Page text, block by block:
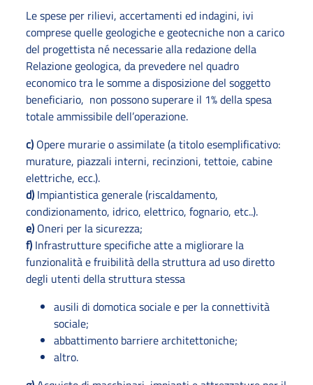
Le spese per rilievi, accertamenti ed indagini, ivi
comprese quelle geologiche e geotecniche non a carico
del progettista né necessarie alla redazione della
Relazione geologica, da prevedere nel quadro
economico tra le somme a disposizione del soggetto
beneficiario, non possono superare il 1% della spesa
totale ammissibile dell’operazione.
c) Opere murarie o assimilate (a titolo esemplificativo:
murature, piazzali interni, recinzioni, tettoie, cabine
elettriche, ecc.).
d) Impiantistica generale (riscaldamento,
condizionamento, idrico, elettrico, fognario, etc..).
e) Oneri per la sicurezza;
f) Infrastrutture specifiche atte a migliorare la
funzionalità e fruibilità della struttura ad uso diretto
degli utenti della struttura stessa
ausili di domotica sociale e per la connettività
sociale;
abbattimento barriere architettoniche;
altro.